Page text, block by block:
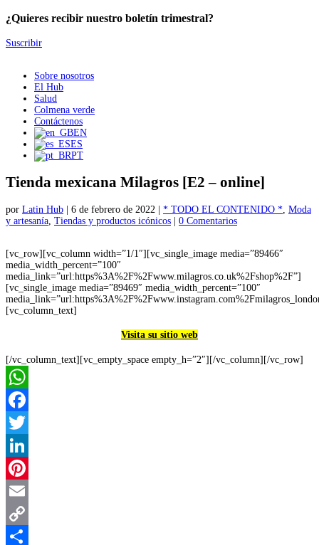
¿Quieres recibir nuestro boletín trimestral?
Suscribir
Sobre nosotros
El Hub
Salud
Colmena verde
Contáctenos
EN
ES
PT
Tienda mexicana Milagros [E2 – online]
por Latin Hub | 6 de febrero de 2022 | * TODO EL CONTENIDO * Moda
y artesanía Tiendas y productos icónicos | 0 Comentarios
[vc_row][vc_column width=”1/1″][vc_single_image media=”89466″
media_width_percent=”100″
media_link=”url:https%3A%2F%2Fwww.milagros.co.uk%2Fshop%2F”]
[vc_single_image media=”89469″ media_width_percent=”100″
[vc_column_text]
Visita su sitio web
[/vc_column_text][vc_empty_space empty_h=”2″][/vc_column][/vc_row]
WhatsApp
Facebook
Twitter
LinkedIn
Pinterest
Email
Copy